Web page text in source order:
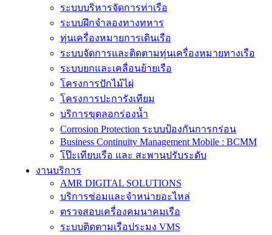
ระบบบริหารจัดการท่าเรือ
ระบบฝึกจำลองทางทหาร
ทุ่นเครื่องหมายการเดินเรือ
ระบบจัดการและติดตามทุ่นเครื่องหมายทางเรือ
ระบบยกและเคลื่อนย้ายเรือ
โครงการปักไม้ไผ่
โครงการปะการังเทียม
บริการขุดลอกร่องน้ำ
Corrosion Protection ระบบป้องกันการกร่อน
Business Continuity Management Mobile : BCMM
โป๊ะเทียบเรือ และ สะพานปรับระดับ
งานบริการ
AMR DIGITAL SOLUTIONS
บริการซ่อมและจำหน่ายอะไหล่
ตรวจสอบเครื่องคมนาคมเรือ
ระบบติดตามเรือประมง VMS